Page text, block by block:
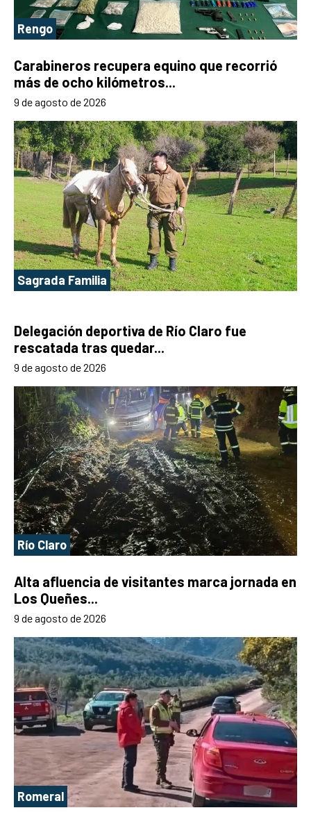
Rengo
Carabineros recupera equino que recorrió
más de ocho kilómetros...
9 de agosto de 2026
Sagrada Familia
Delegación deportiva de Río Claro fue
rescatada tras quedar...
9 de agosto de 2026
Río Claro
Alta afluencia de visitantes marca jornada en
Los Queñes...
9 de agosto de 2026
Romeral